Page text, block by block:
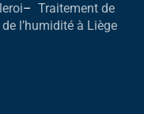
– Traitement de
l’humidité à Liège